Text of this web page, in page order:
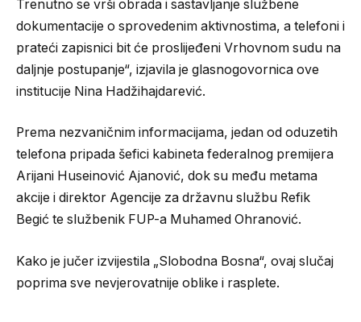
Trenutno se vrši obrada i sastavljanje službene
dokumentacije o sprovedenim aktivnostima, a telefoni i
prateći zapisnici bit će proslijeđeni Vrhovnom sudu na
daljnje postupanje“, izjavila je glasnogovornica ove
institucije Nina Hadžihajdarević.
Prema nezvaničnim informacijama, jedan od oduzetih
telefona pripada šefici kabineta federalnog premijera
Arijani Huseinović Ajanović, dok su među metama
akcije i direktor Agencije za državnu službu Refik
Begić te službenik FUP-a Muhamed Ohranović.
Kako je jučer izvijestila „Slobodna Bosna“, ovaj slučaj
poprima sve nevjerovatnije oblike i rasplete.